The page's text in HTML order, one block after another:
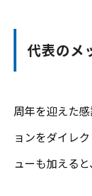
代表のメ
周年を迎えた
ョンをダイレ
ューも加えると